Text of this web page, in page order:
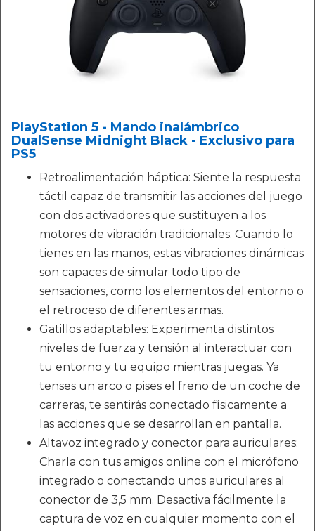
PlayStation 5 - Mando inalámbrico
DualSense Midnight Black - Exclusivo para
PS5
Retroalimentación háptica: Siente la respuesta
táctil capaz de transmitir las acciones del juego
con dos activadores que sustituyen a los
motores de vibración tradicionales. Cuando lo
tienes en las manos, estas vibraciones dinámicas
son capaces de simular todo tipo de
sensaciones, como los elementos del entorno o
el retroceso de diferentes armas.
Gatillos adaptables: Experimenta distintos
niveles de fuerza y tensión al interactuar con
tu entorno y tu equipo mientras juegas. Ya
tenses un arco o pises el freno de un coche de
carreras, te sentirás conectado físicamente a
las acciones que se desarrollan en pantalla.
Altavoz integrado y conector para auriculares:
Charla con tus amigos online con el micrófono
integrado o conectando unos auriculares al
conector de 3,5 mm. Desactiva fácilmente la
captura de voz en cualquier momento con el